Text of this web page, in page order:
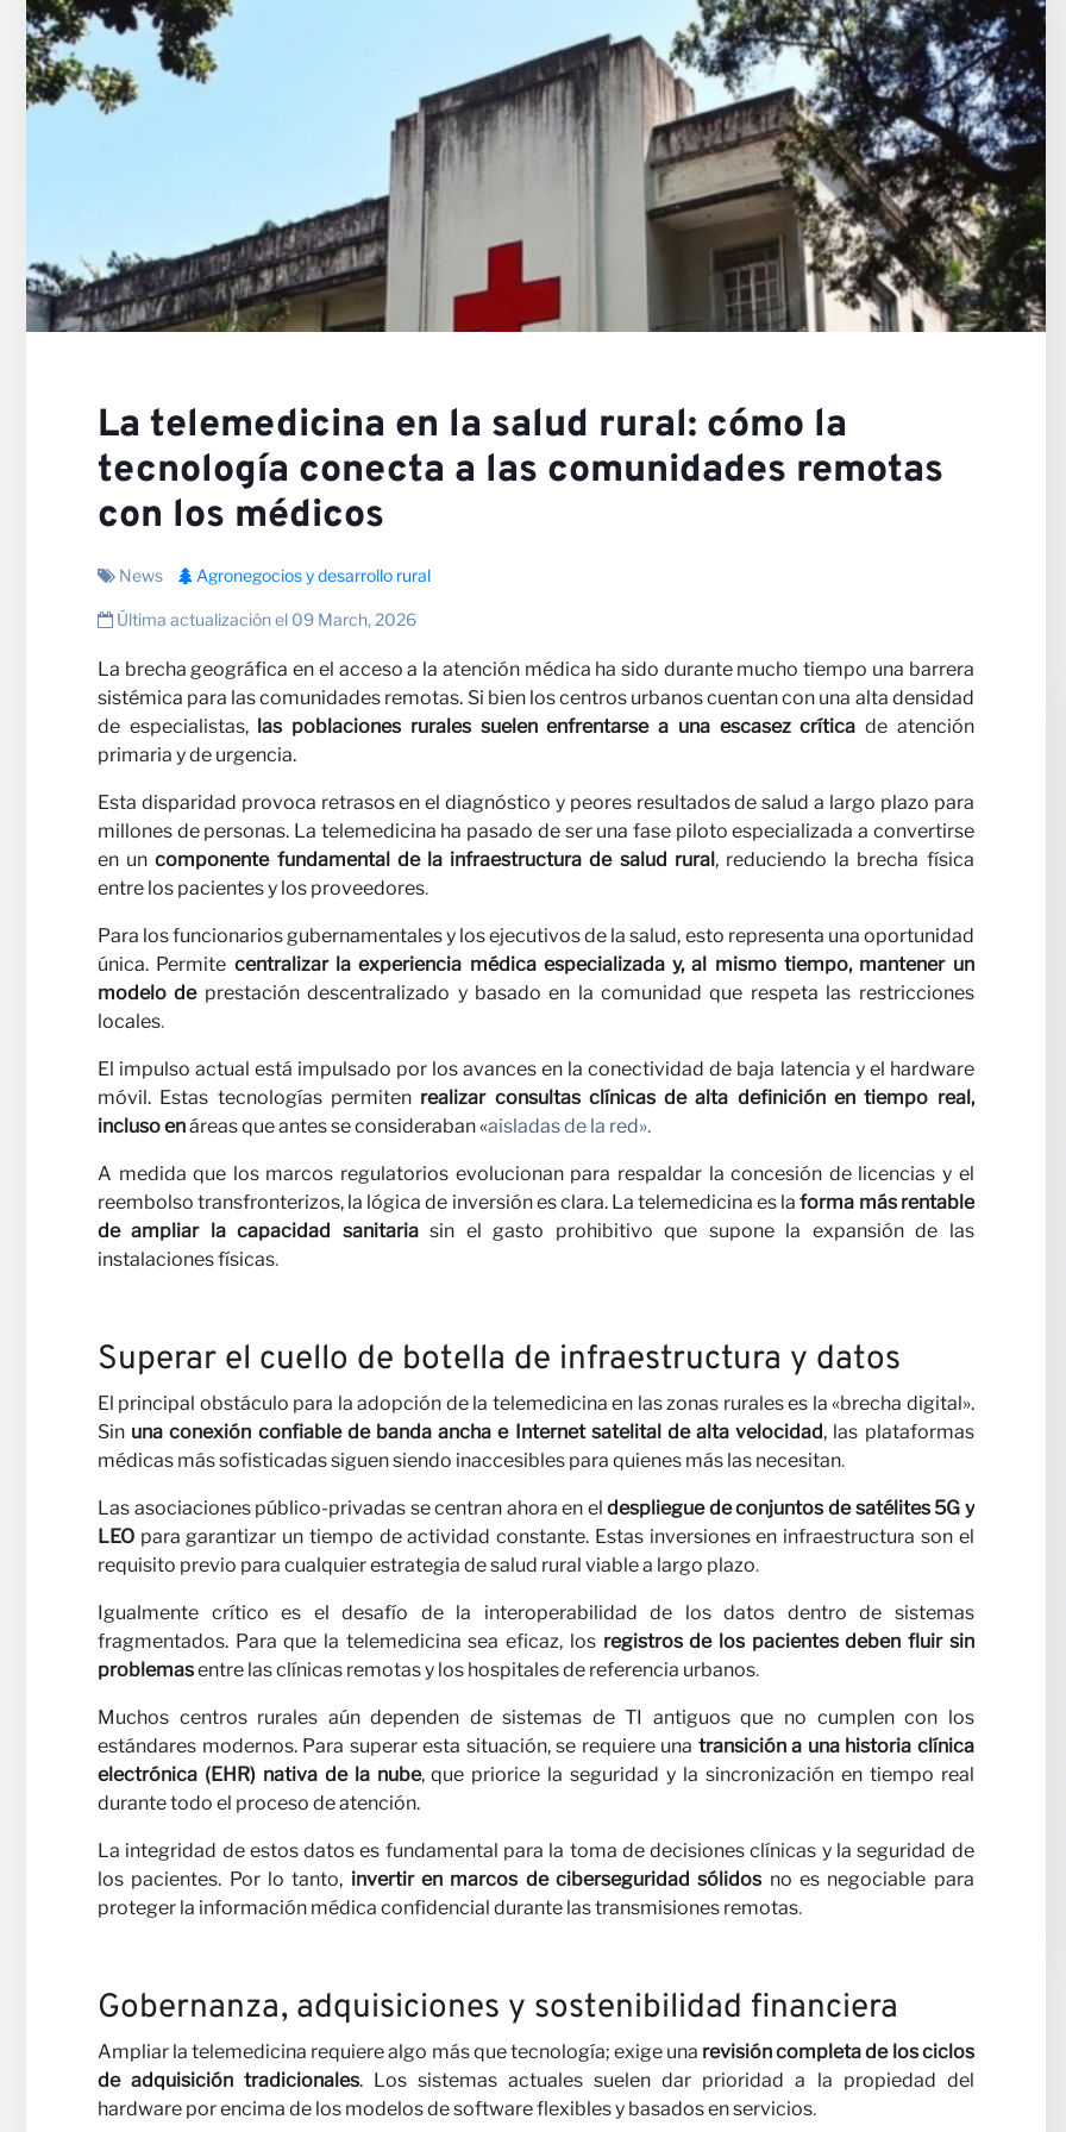
Nuestras
Carreras
Colabora con
nosotros
Noticias
La telemedicina en la salud rural: cómo la
tecnología conecta a las comunidades remotas
con los médicos
News Agronegocios y desarrollo rural
Última actualización el 09 March, 2026
La brecha geográfica en el acceso a la atención médica ha sido durante mucho tiempo una barrera
sistémica para las comunidades remotas. Si bien los centros urbanos cuentan con una alta densidad
de especialistas, las poblaciones rurales suelen enfrentarse a una escasez crítica de atención
primaria y de urgencia.
Esta disparidad provoca retrasos en el diagnóstico y peores resultados de salud a largo plazo para
millones de personas. La telemedicina ha pasado de ser una fase piloto especializada a convertirse
en uncomponente fundamental de la infraestructura de salud rural, reduciendo la brecha física
entre los pacientes y los proveedores.
Para los funcionarios gubernamentales y los ejecutivos de la salud, esto representa una oportunidad
única. Permite centralizar la experiencia médica especializada y, al mismo tiempo, mantener un
modelo deprestación descentralizado y basado en la comunidad que respeta las restricciones
locales.
El impulso actual está impulsado por los avances en la conectividad de baja latencia y el hardware
móvil. Estas tecnologías permiten realizar consultas clínicas de alta definición en tiempo real,
incluso enáreas que antes se consideraban «aisladas de la red».
A medida que los marcos regulatorios evolucionan para respaldar la concesión de licencias y el
reembolso transfronterizos, la lógica de inversión es clara. La telemedicina es laforma más rentable
de ampliar la capacidad sanitariasin el gasto prohibitivo que supone la expansión de las
instalaciones físicas.
Superar el cuello de botella de infraestructura y datos
El principal obstáculo para la adopción de la telemedicina en las zonas rurales es la «brecha digital».
Sin una conexión confiable de banda ancha e Internet satelital de alta velocidad, las plataformas
médicas más sofisticadas siguen siendo inaccesibles para quienes más las necesitan.
Las asociaciones público-privadas se centran ahora en eldespliegue de conjuntos de satélites 5G y
LEO para garantizar un tiempo de actividad constante. Estas inversiones en infraestructura son el
requisito previo para cualquier estrategia de salud rural viable a largo plazo.
Igualmente crítico es el desafío de la interoperabilidad de los datos dentro de sistemas
fragmentados. Para que la telemedicina sea eficaz, los registros de los pacientes deben fluir sin
problemasentre las clínicas remotas y los hospitales de referencia urbanos.
Muchos centros rurales aún dependen de sistemas de TI antiguos que no cumplen con los
estándares modernos. Para superar esta situación, se requiere una transición a una historia clínica
electrónica (EHR) nativa de la nube, que priorice la seguridad y la sincronización en tiempo real
durante todo el proceso de atención.
La integridad de estos datos es fundamental para la toma de decisiones clínicas y la seguridad de
los pacientes. Por lo tanto, invertir en marcos de ciberseguridad sólidos no es negociable para
proteger la información médica confidencial durante las transmisiones remotas.
Gobernanza, adquisiciones y sostenibilidad financiera
Ampliar la telemedicina requiere algo más que tecnología; exige una revisión completa de los ciclos
de adquisición tradicionales. Los sistemas actuales suelen dar prioridad a la propiedad del
hardware por encima de los modelos de software flexibles y basados en servicios.